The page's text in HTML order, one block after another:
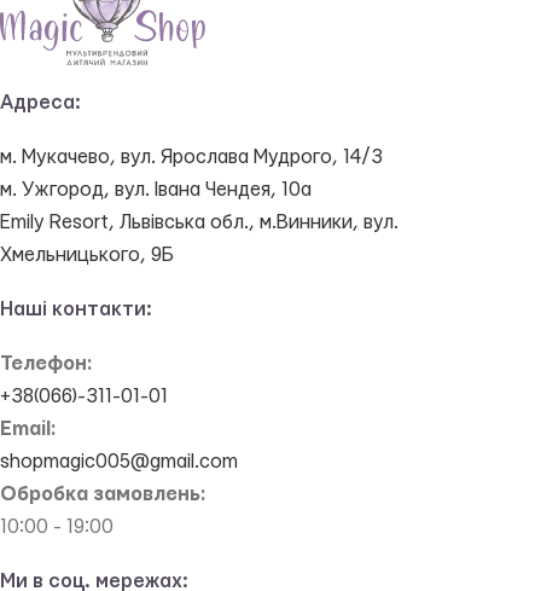
Адреса:
м. Мукачево, вул. Ярослава Мудрого, 14/3
м. Ужгород, вул. Івана Чендея, 10а
Emily Resort, Львівська обл., м.Винники, вул.
Хмельницького, 9Б
Наші контакти:
Телефон:
+38(066)-311-01-01
Email:
shopmagic005@gmail.com
Обробка замовлень:
10:00 - 19:00
Ми в соц. мережах: